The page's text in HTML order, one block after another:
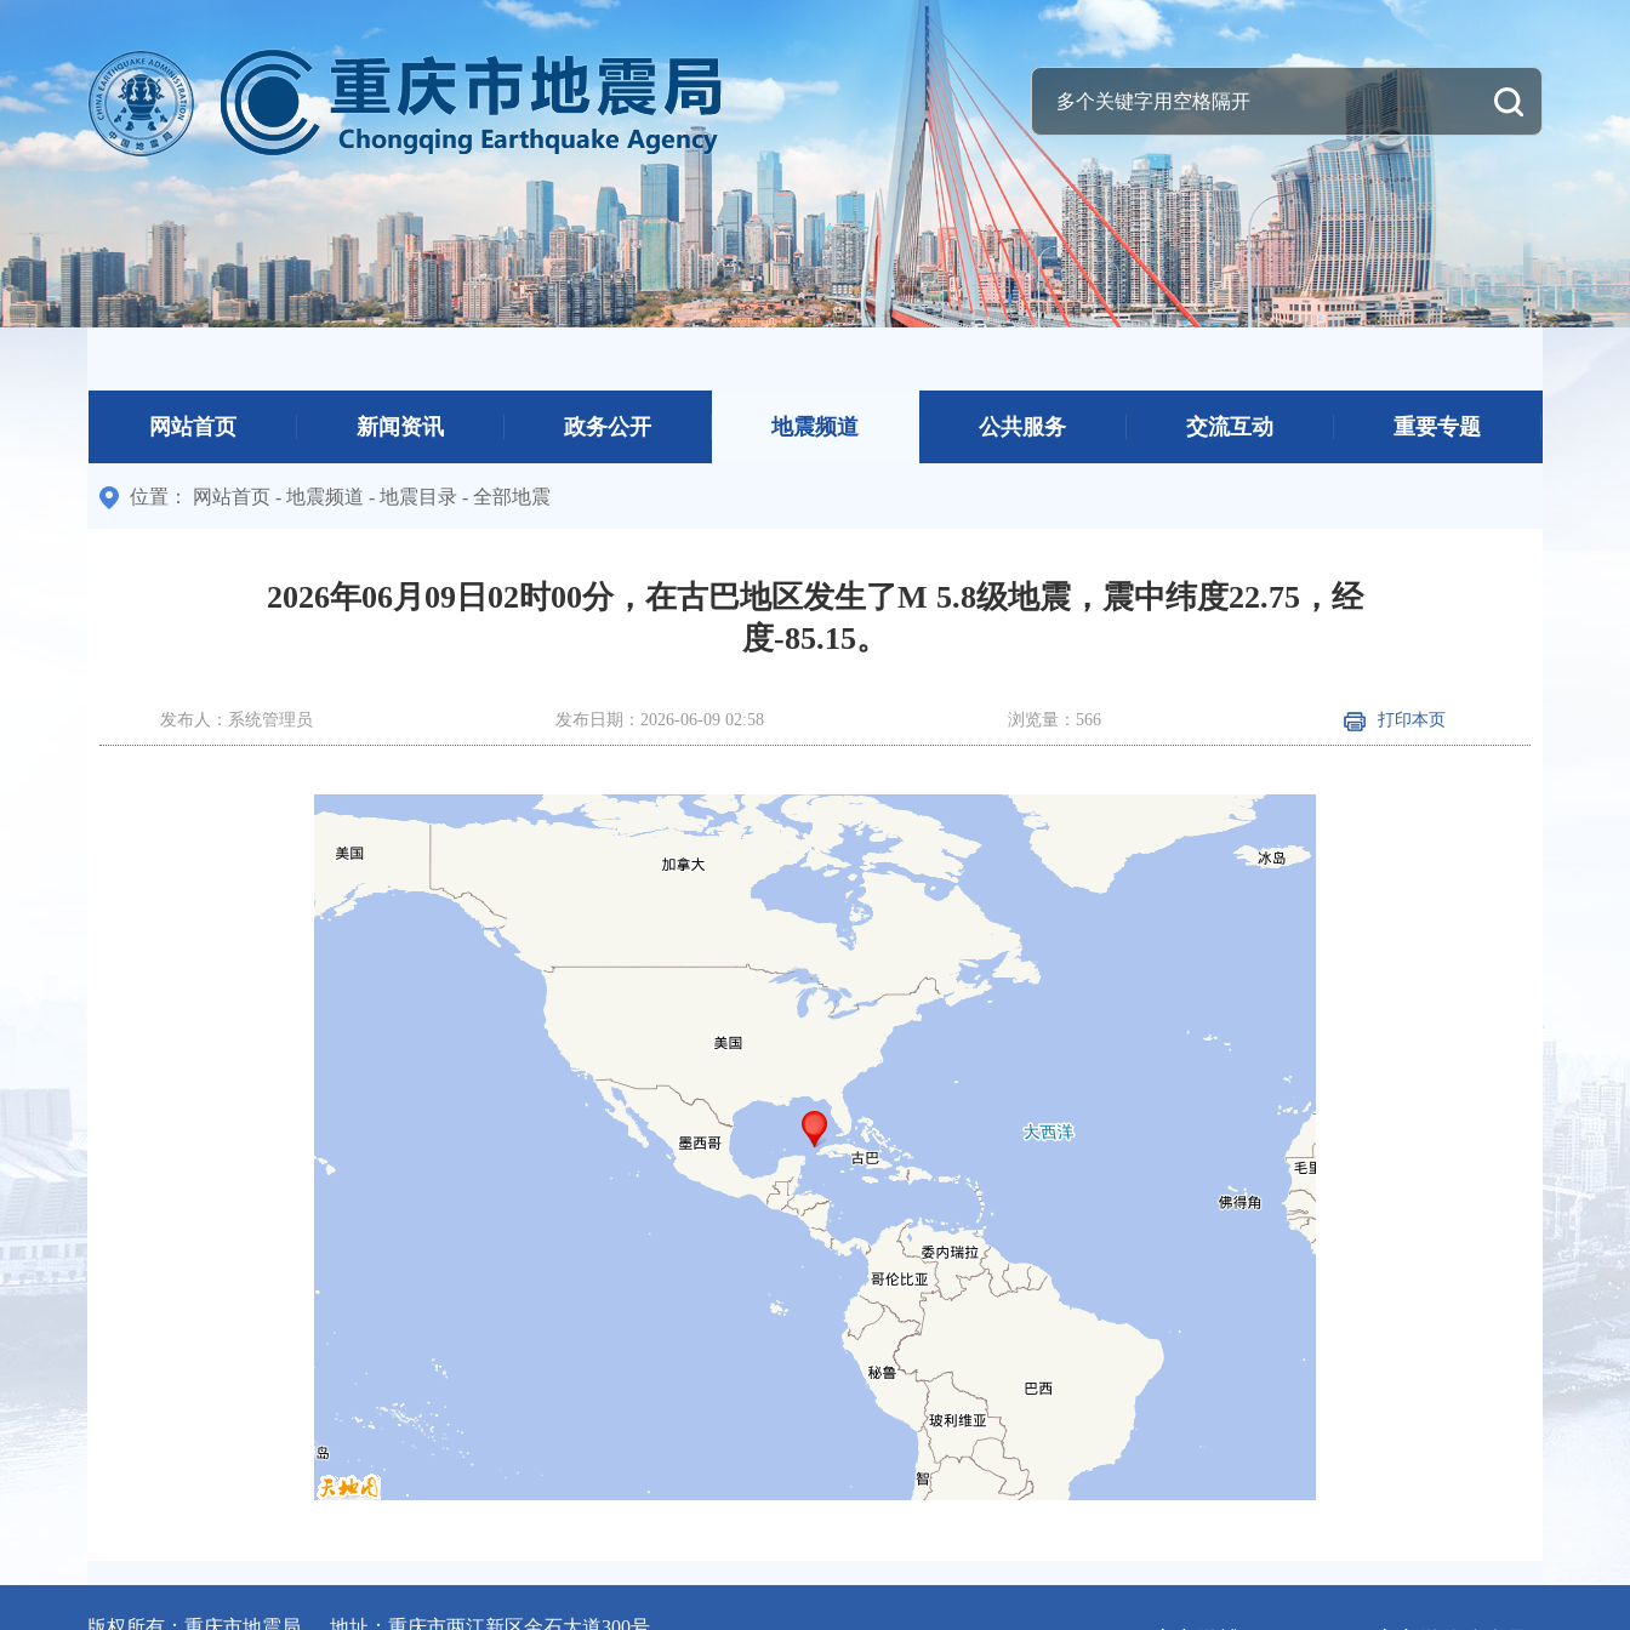
网站首页 新闻资讯 政务公开 地震频道 公共服务 交流互动 重要专题
位置： 网站首页 - 地震频道 - 地震目录 - 全部地震
2026年06月09日02时00分，在古巴地区发生了M 5.8级地震，震中纬度22.75，经
度-85.15。
发布人：系统管理员 发布日期：2026-06-09 02:58 浏览量：566 打印本页